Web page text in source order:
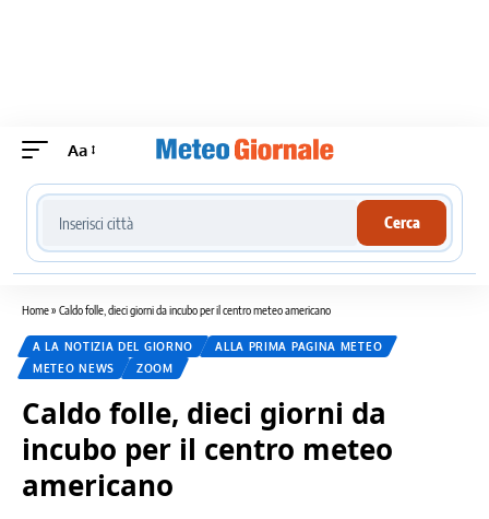
Aa
Cerca località meteo
Cerca
Home» Caldo folle, dieci giorni da incubo per il centro meteo americano
A LA NOTIZIA DEL GIORNO
ALLA PRIMA PAGINA METEO
METEO NEWS
ZOOM
Caldo folle, dieci giorni da
incubo per il centro meteo
americano